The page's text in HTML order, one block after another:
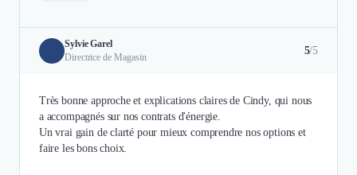
Sylvie Garel
Directrice de Magasin
5/5
Très bonne approche et explications claires de Cindy, qui nous
a accompagnés sur nos contrats d'énergie.
Un vrai gain de clarté pour mieux comprendre nos options et
faire les bons choix.